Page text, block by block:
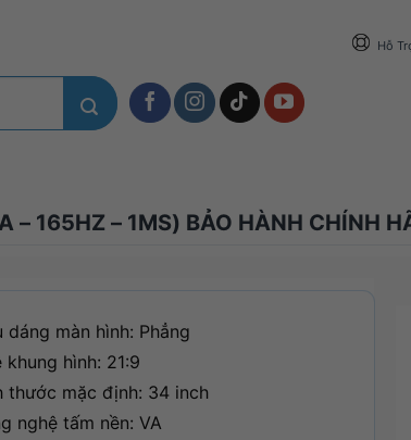
Hỗ
165HZ – 1MS) BẢO HÀNH CHÍNH
dáng màn hình: Phẳng
khung hình: 21:9
thước mặc định: 34 inch
nghệ tấm nền: VA